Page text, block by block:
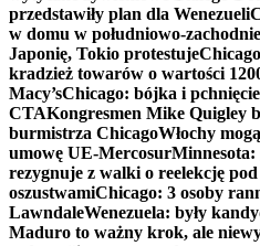
przedstawiły plan dla Wenezueli
w domu w południowo-
Japonię, Tokio protestuje
kradzież towarów o wartości
Macy’sChicago: bójka i
CTAKongresmen Mike Quigley
burmistrza ChicagoWłochy
umowę UE-Mercosur
rezygnuje z walki o reelekcję
oszustwamiChicago: 3 osoby
LawndaleWenezuela: były
Maduro to ważny krok, ale